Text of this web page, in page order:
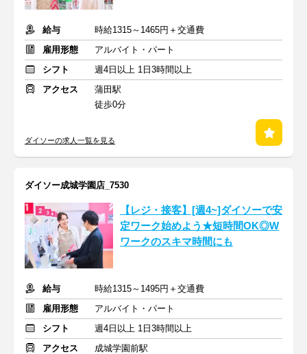
給与
時給1315～1465円＋交通費
雇用形態
アルバイト・パート
シフト
週4日以上 1日3時間以上
アクセス
蒲田駅
徒歩0分
ダイソーの求人一覧を見る
ダイソー成城学園店_7530
【レジ・接客】[週4~]ダイソーで安
定ワーク始めよう★短時間OK◎W
ワークのスキマ時間にも
給与
時給1315～1495円＋交通費
雇用形態
アルバイト・パート
シフト
週4日以上 1日3時間以上
アクセス
成城学園前駅